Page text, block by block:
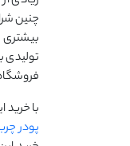
چنین
بیشتری
تولیدی
با
پودر